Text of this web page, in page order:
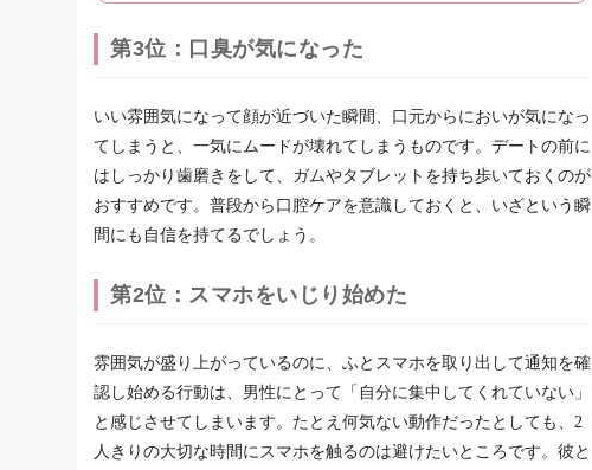
第3位：口臭が気になった
いい雰囲気になって顔が近づいた瞬間、口元からにおいが気になっ
てしまうと、一気にムードが壊れてしまうものです。デートの前に
はしっかり歯磨きをして、ガムやタブレットを持ち歩いておくのが
おすすめです。普段から口腔ケアを意識しておくと、いざという瞬
間にも自信を持てるでしょう。
第2位：スマホをいじり始めた
雰囲気が盛り上がっているのに、ふとスマホを取り出して通知を確
認し始める行動は、男性にとって「自分に集中してくれていない」
と感じさせてしまいます。たとえ何気ない動作だったとしても、2
人きりの大切な時間にスマホを触るのは避けたいところです。彼と